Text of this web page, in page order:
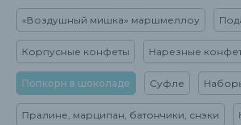
«Воздушный мишка» маршмеллоу
Корпусные конфеты Нарезные
Попкорн в шоколаде Суфле
Пралине, марципан, батончики, снэки